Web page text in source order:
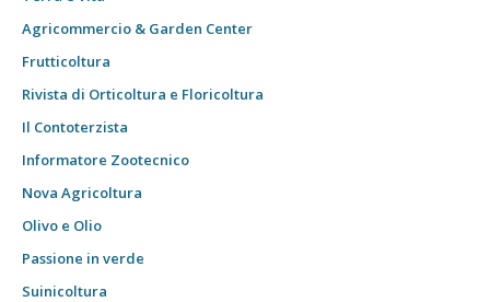
Agricommercio & Garden Center
Frutticoltura
Rivista di Orticoltura e Floricoltura
Il Contoterzista
Informatore Zootecnico
Nova Agricoltura
Olivo e Olio
Passione in verde
Suinicoltura